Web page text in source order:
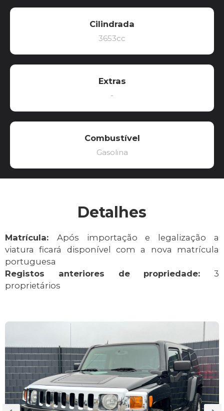
Cilindrada
3653cc
Extras
-
Combustível
Gasolina
Detalhes
Matrícula: Após importação e legalização a
viatura ficará disponível com a nova matrícula
portuguesa
Registos anteriores de propriedade: 3
proprietários